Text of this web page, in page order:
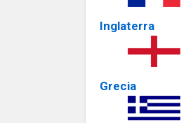
Inglaterra
Grecia